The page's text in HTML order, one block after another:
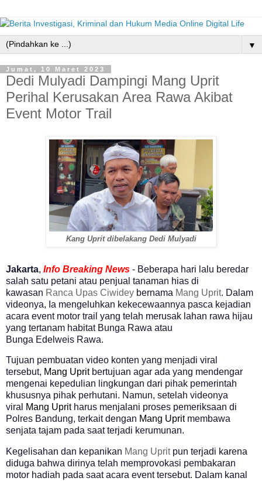
▼
Jumat, 10 Maret 2023
Dedi Mulyadi Dampingi Mang Uprit
Perihal Kerusakan Area Rawa Akibat
Event Motor Trail
Kang Uprit dibelakang Dedi Mulyadi
Jakarta, Info Breaking News - Beberapa hari lalu beredar
salah satu petani atau penjual tanaman hias di
kawasan Ranca Upas Ciwidey bernama Mang Uprit. Dalam
videonya, Ia mengeluhkan kekecewaannya pasca kejadian
acara event motor trail yang telah merusak lahan rawa hijau
yang tertanam habitat Bunga Rawa atau
Bunga Edelweis Rawa.
Tujuan pembuatan video konten yang menjadi viral
tersebut, Mang Uprit bertujuan agar ada yang mendengar
mengenai kepedulian lingkungan dari pihak pemerintah
khususnya pihak perhutani. Namun, setelah videonya
viral Mang Uprit harus menjalani proses pemeriksaan di
Polres Bandung, terkait dengan Mang Uprit membawa
senjata tajam pada saat terjadi kerumunan.
Kegelisahan dan kepanikan Mang Uprit pun terjadi karena
diduga bahwa dirinya telah memprovokasi pembakaran
motor hadiah pada saat acara event tersebut. Dalam kanal